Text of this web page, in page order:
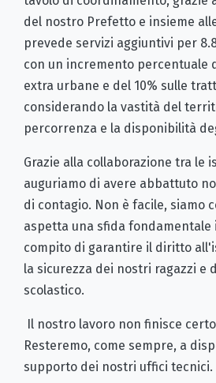
del nostro Prefetto e insieme
prevede servizi aggiuntivi per
con un incremento percentuale
extra urbane e del 10% sulle
considerando la vastità del
percorrenza e la disponibilità
Grazie alla collaborazione tra le
auguriamo di avere abbattuto
di contagio. Non è facile, siamo
aspetta una sfida
compito di garantire il diritto
la sicurezza dei nostri ragazzi e
scolastico.
Il nostro lavoro non finisce
Resteremo, come sempre, a
supporto dei nostri uffici tecnici.